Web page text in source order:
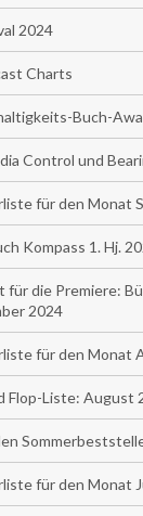
2024
Charts
Buch-
Control und
für den Monat
Kompass 1. Hj.
die Premiere:
2024
für den Monat
Flop-Liste: August
für den Monat